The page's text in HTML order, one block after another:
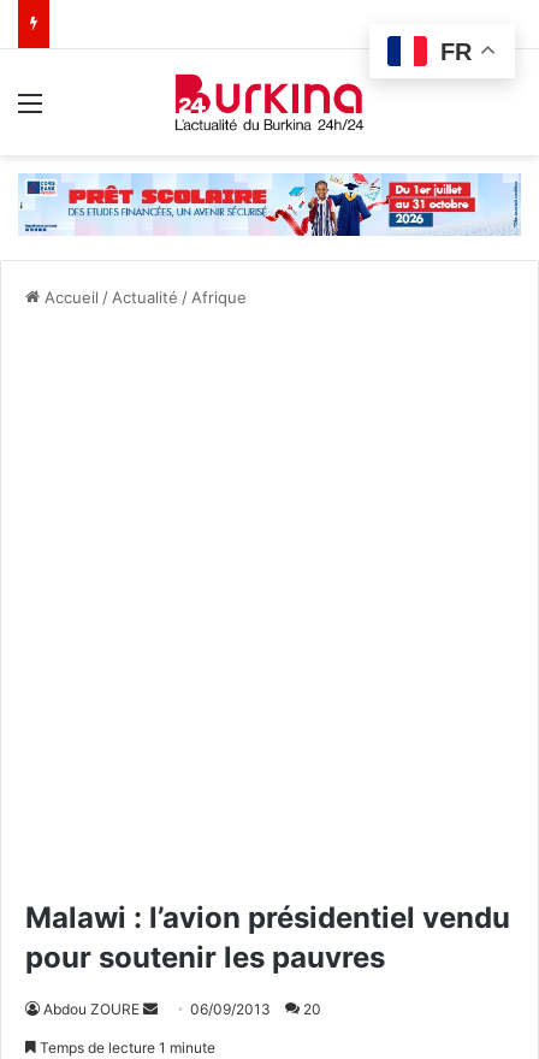
Accueil / Actualité / Afrique
Malawi : l’avion présidentiel vendu
pour soutenir les pauvres
Abdou ZOURE 06/09/2013 20
Temps de lecture 1 minute
FR